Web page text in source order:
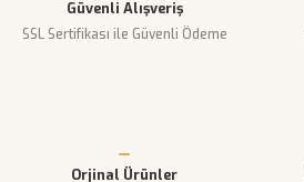
Ürün açıklamasında eksik bilgiler bulunuyor.
Güvenli Alışveriş
SSL Sertifikası ile Güvenli Ödeme
Orjinal Ürünler